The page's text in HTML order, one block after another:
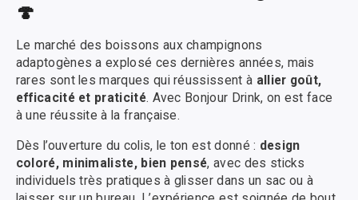
🍄
Le marché des boissons aux champignons
adaptogènes a explosé ces dernières années, mais
rares sont les marques qui réussissent à allier goût,
efficacité et praticité. Avec Bonjour Drink, on est face
à une réussite à la française.
Dès l’ouverture du colis, le ton est donné : design
coloré, minimaliste, bien pensé, avec des sticks
individuels très pratiques à glisser dans un sac ou à